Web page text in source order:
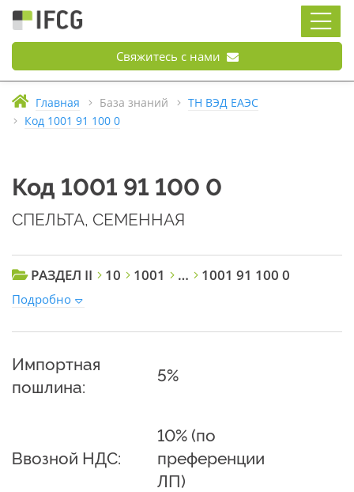
Свяжитесь с нами
Главная База знаний
ТН ВЭД ЕАЭС
Код 1001 91 100 0
Код 1001 91 100 0
СПЕЛЬТА, СЕМЕННАЯ
РАЗДЕЛ II 10 1001 … 1001 91 100 0
Подробно
Импортная
пошлина:
5%
Ввозной НДС:
10% (по
преференции
ЛП)